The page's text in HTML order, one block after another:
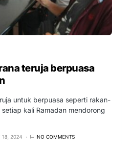
teruja berpuasa
untuk berpuasa seperti rakan-
kali Ramadan mendorong
18, 2024 NO COMMENTS